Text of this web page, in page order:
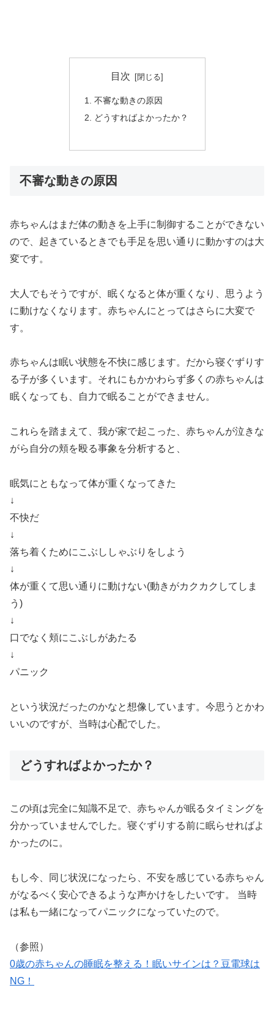
目次
不審な動きの原因
どうすればよかったか？
不審な動きの原因
赤ちゃんはまだ体の動きを上手に制御することができない
ので、起きているときでも手足を思い通りに動かすのは大
変です。
大人でもそうですが、眠くなると体が重くなり、思うよう
に動けなくなります。赤ちゃんにとってはさらに大変で
す。
赤ちゃんは眠い状態を不快に感じます。だから寝ぐずりす
る子が多くいます。それにもかかわらず多くの赤ちゃんは
眠くなっても、自力で眠ることができません。
これらを踏まえて、我が家で起こった、赤ちゃんが泣きな
がら自分の頬を殴る事象を分析すると、
眠気にともなって体が重くなってきた
↓
不快だ
↓
落ち着くためにこぶししゃぶりをしよう
↓
体が重くて思い通りに動けない(動きがカクカクしてしま
う)
↓
口でなく頬にこぶしがあたる
↓
パニック
という状況だったのかなと想像しています。今思うとかわ
いいのですが、当時は心配でした。
どうすればよかったか？
この頃は完全に知識不足で、赤ちゃんが眠るタイミングを
分かっていませんでした。寝ぐずりする前に眠らせればよ
かったのに。
もし今、同じ状況になったら、不安を感じている赤ちゃん
がなるべく安心できるような声かけをしたいです。 当時
は私も一緒になってパニックになっていたので。
（参照）
0歳の赤ちゃんの睡眠を整える！眠いサインは？豆電球は
NG！